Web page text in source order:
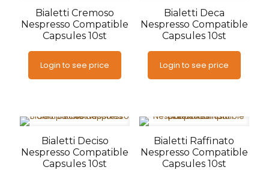
Bialetti Cremoso
Nespresso Compatible
Capsules 10st
Login to see price
Bialetti Deca
Nespresso Compatible
Capsules 10st
Login to see price
Bialetti Deciso
Nespresso Compatible
Capsules 10st
Bialetti Raffinato
Nespresso Compatible
Capsules 10st